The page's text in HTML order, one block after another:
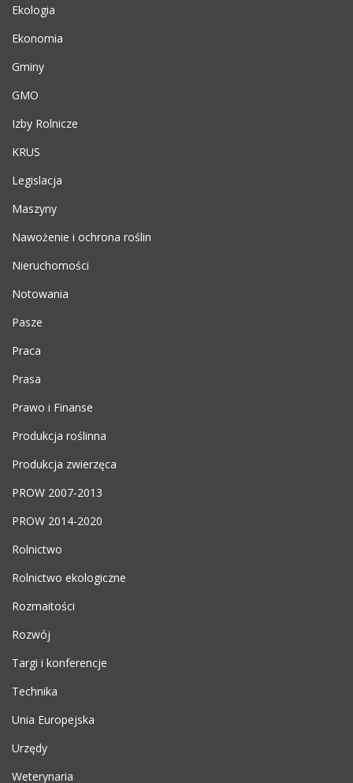
Ekologia
Ekonomia
Gminy
GMO
Izby Rolnicze
KRUS
Legislacja
Maszyny
Nawożenie i ochrona roślin
Nieruchomości
Notowania
Pasze
Praca
Prasa
Prawo i Finanse
Produkcja roślinna
Produkcja zwierzęca
PROW 2007-2013
PROW 2014-2020
Rolnictwo
Rolnictwo ekologiczne
Rozmaitości
Rozwój
Targi i konferencje
Technika
Unia Europejska
Urzędy
Weterynaria